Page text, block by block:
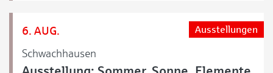
6. AUG.
Schwachhausen
Ausstellungen